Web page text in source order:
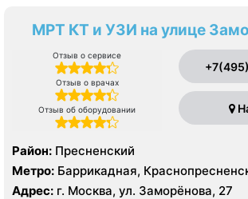
МРТ КТ и УЗИ на улице
Отзыв о сервисе
Отзыв о врачах
Отзыв об оборудовании
Район: Пресненский
Метро: Баррикадная,
года
Адрес: г. Москва, ул. Заморёнова, 27